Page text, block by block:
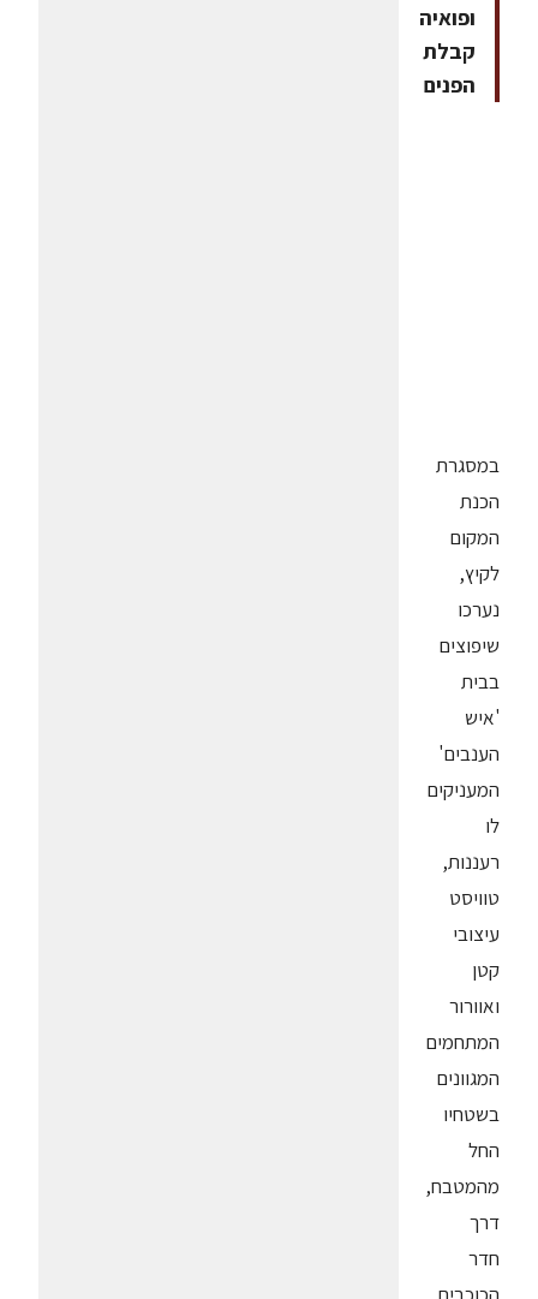
ופואיה
קבלת
הפנים
במסגרת
הכנת
המקום
לקיץ,
נערכו
שיפוצים
בבית
'איש
הענבים'
המעניקים
לו
רעננות,
טוויסט
עיצובי
קטן
ואוורור
המתחמים
המגוונים
בשטחיו
החל
מהמטבח,
דרך
חדר